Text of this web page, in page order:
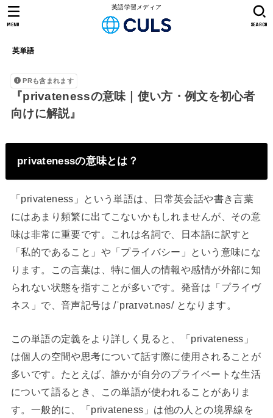
英語学習メディア
英単語
SEARCH
MENU
PRも含まれます
『privatenessの意味｜使い方・例文を初心者
向けに解説』
privatenessの意味とは？
「privateness」という単語は、日常英会話や書き言葉
にはあまり頻繁に出てこないかもしれませんが、その意
味は非常に重要です。これは名詞で、日本語に訳すと
「私的であること」や「プライバシー」という意味にな
ります。この言葉は、特に個人の情報や感情が外部に知
られない状態を指すことが多いです。発音は「プライヴ
ネス」で、音声記号は /ˈpraɪvət.nəs/ となります。
この単語の定義をより詳しく見ると、「privateness」
は個人の空間や思考について話す際に使用されることが
多いです。たとえば、誰かが自分のプライベートな生活
について語るとき、この単語が使われることがありま
す。一般的に、「privateness」は他の人との境界線を